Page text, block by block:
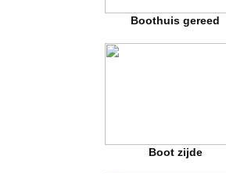
Boothuis gereed
Boot zijde